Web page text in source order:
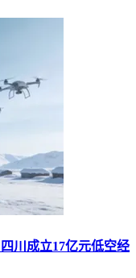
川成立17亿元低空经